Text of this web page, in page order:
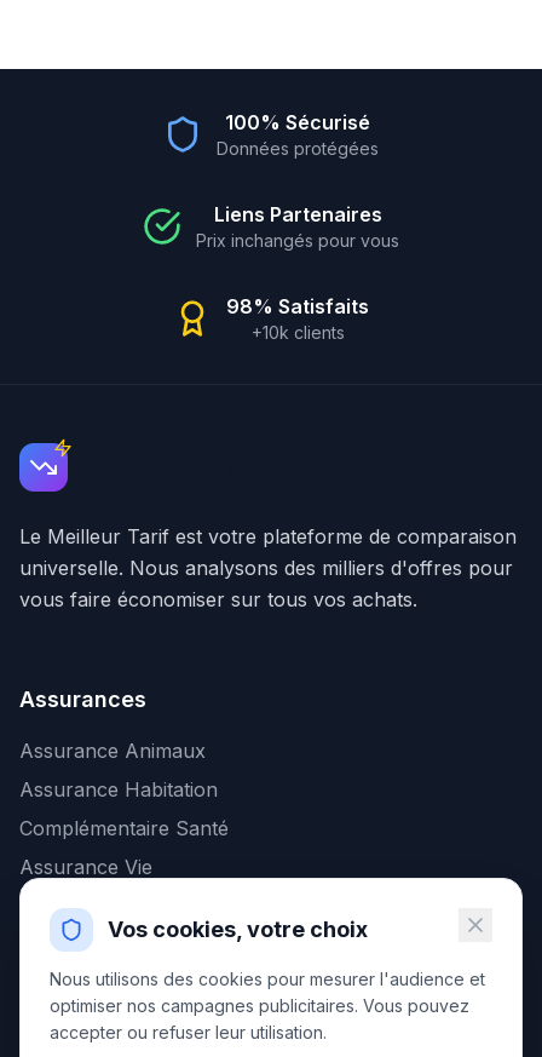
100% Sécurisé
Données protégées
Liens Partenaires
Prix inchangés pour vous
98% Satisfaits
+10k clients
Le Meilleur Tarif est votre plateforme de comparaison
universelle. Nous analysons des milliers d'offres pour
vous faire économiser sur tous vos achats.
Assurances
Assurance Animaux
Assurance Habitation
Complémentaire Santé
Assurance Vie
Banque & Finance
Placements (PER)
Vos cookies, votre choix
Nous utilisons des cookies pour mesurer l'audience et
optimiser nos campagnes publicitaires. Vous pouvez
accepter ou refuser leur utilisation.